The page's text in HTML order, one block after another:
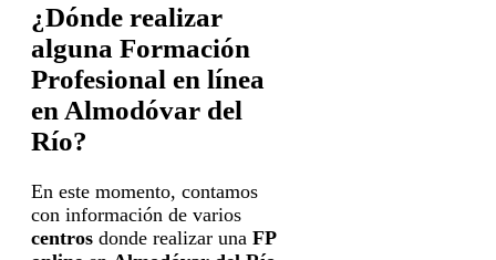
¿Dónde realizar
alguna Formación
Profesional en línea
en Almodóvar del
Río?
En este momento, contamos
con información de varios
centros donde realizar una FP